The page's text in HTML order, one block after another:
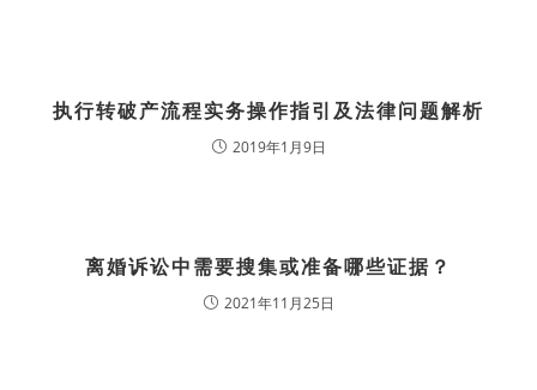
执行转破产流程实务操作指引及法律问题解析
2019年1月9日
离婚诉讼中需要搜集或准备哪些证据？
2021年11月25日